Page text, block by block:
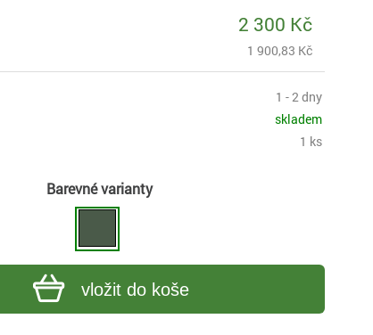
2 300 Kč
1 900,83 Kč
1 - 2 dny
skladem
1 ks
Barevné varianty
vložit do koše